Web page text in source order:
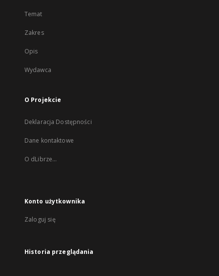
Temat
Zakres
Opis
Wydawca
O Projekcie
Deklaracja Dostępności
Dane kontaktowe
O dLibrze...
Konto użytkownika
Zaloguj się
Historia przeglądania